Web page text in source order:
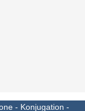
- Konjugation -